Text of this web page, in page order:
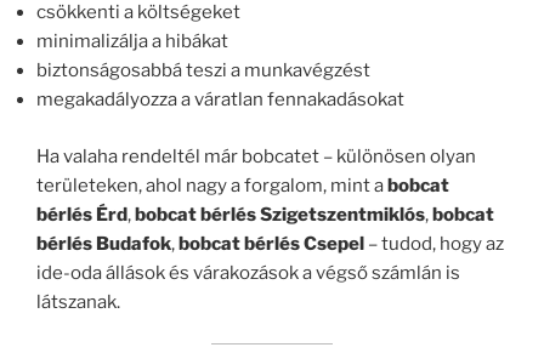
csökkenti a költségeket
minimalizálja a hibákat
biztonságosabbá teszi a munkavégzést
megakadályozza a váratlan fennakadásokat
Ha valaha rendeltél már bobcatet – különösen olyan
területeken, ahol nagy a forgalom, mint abobcat
bérlés Érd,bobcat bérlés Szigetszentmiklós,bobcat
bérlés Budafok,bobcat bérlés Csepel – tudod, hogy az
ide-oda állások és várakozások a végső számlán is
látszanak.